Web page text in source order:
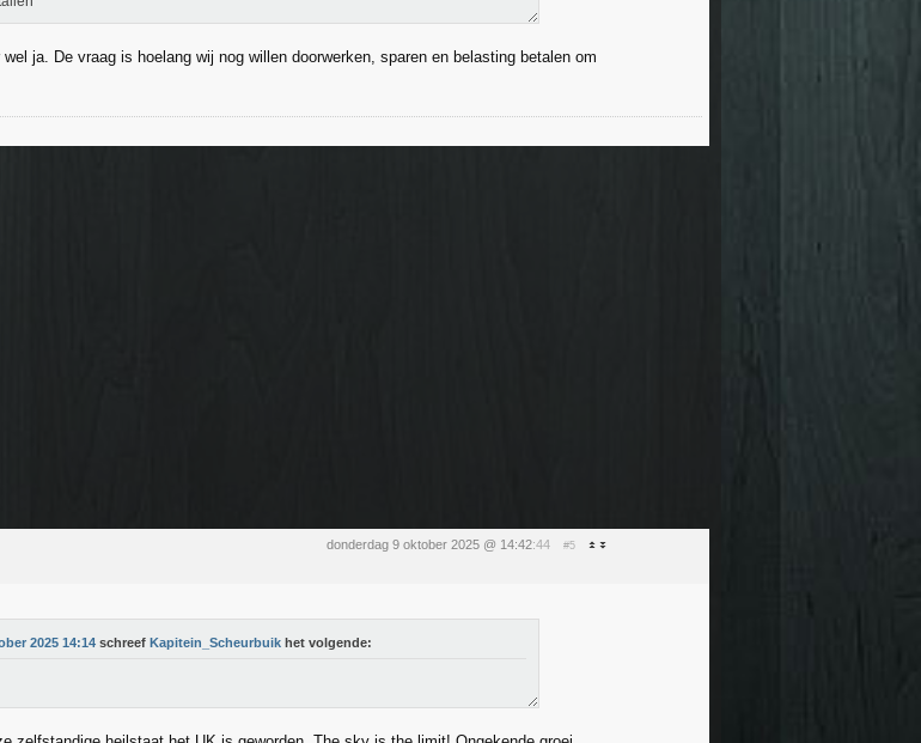
ja. De vraag is hoelang wij nog willen doorwerken, sparen en belasting betalen om
donderdag 9 oktober 2025 @ 14:42:44 #5
2025 14:14 schreef Kapitein_Scheurbuik het volgende: